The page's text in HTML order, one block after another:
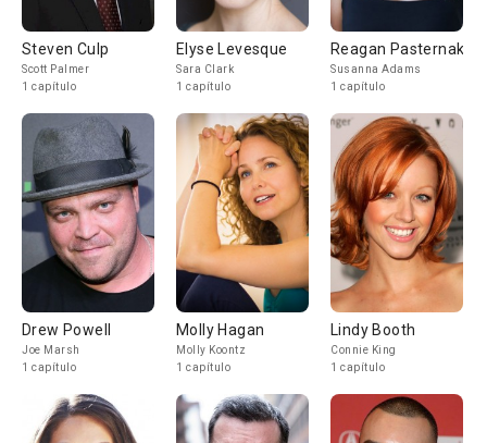
Steven Culp
Scott Palmer
1 capítulo
Elyse Levesque
Sara Clark
1 capítulo
Reagan Pasternak
Susanna Adams
1 capítulo
Drew Powell
Joe Marsh
1 capítulo
Molly Hagan
Molly Koontz
1 capítulo
Lindy Booth
Connie King
1 capítulo